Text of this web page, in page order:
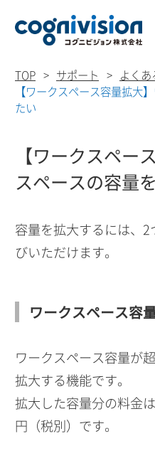
TOP サポート
よく
【ワークスペース容量拡大
たい
【ワークスペー
スペースの容量
容量を拡大するには、
びいただけます。
ワークスペース容
ワークスペース容量が
拡大する機能です。
拡大した容量分の料金
円（税別）です。